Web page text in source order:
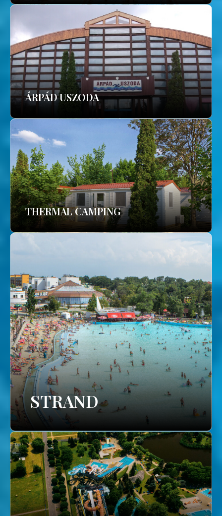
ÁRPÁD USZODA
THERMAL CAMPING
STRAND